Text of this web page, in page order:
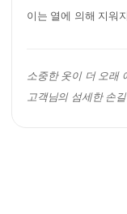
이는 열에 의해 지워
소중한 옷이 더 오래
고객님의 섬세한 손